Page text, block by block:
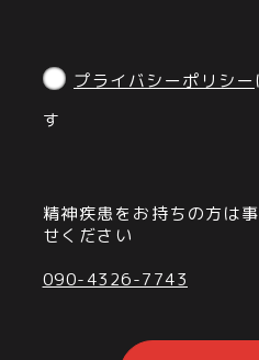
プライバシーポリシー
す
精神疾患をお持ちの方は
せください
090-4326-7743